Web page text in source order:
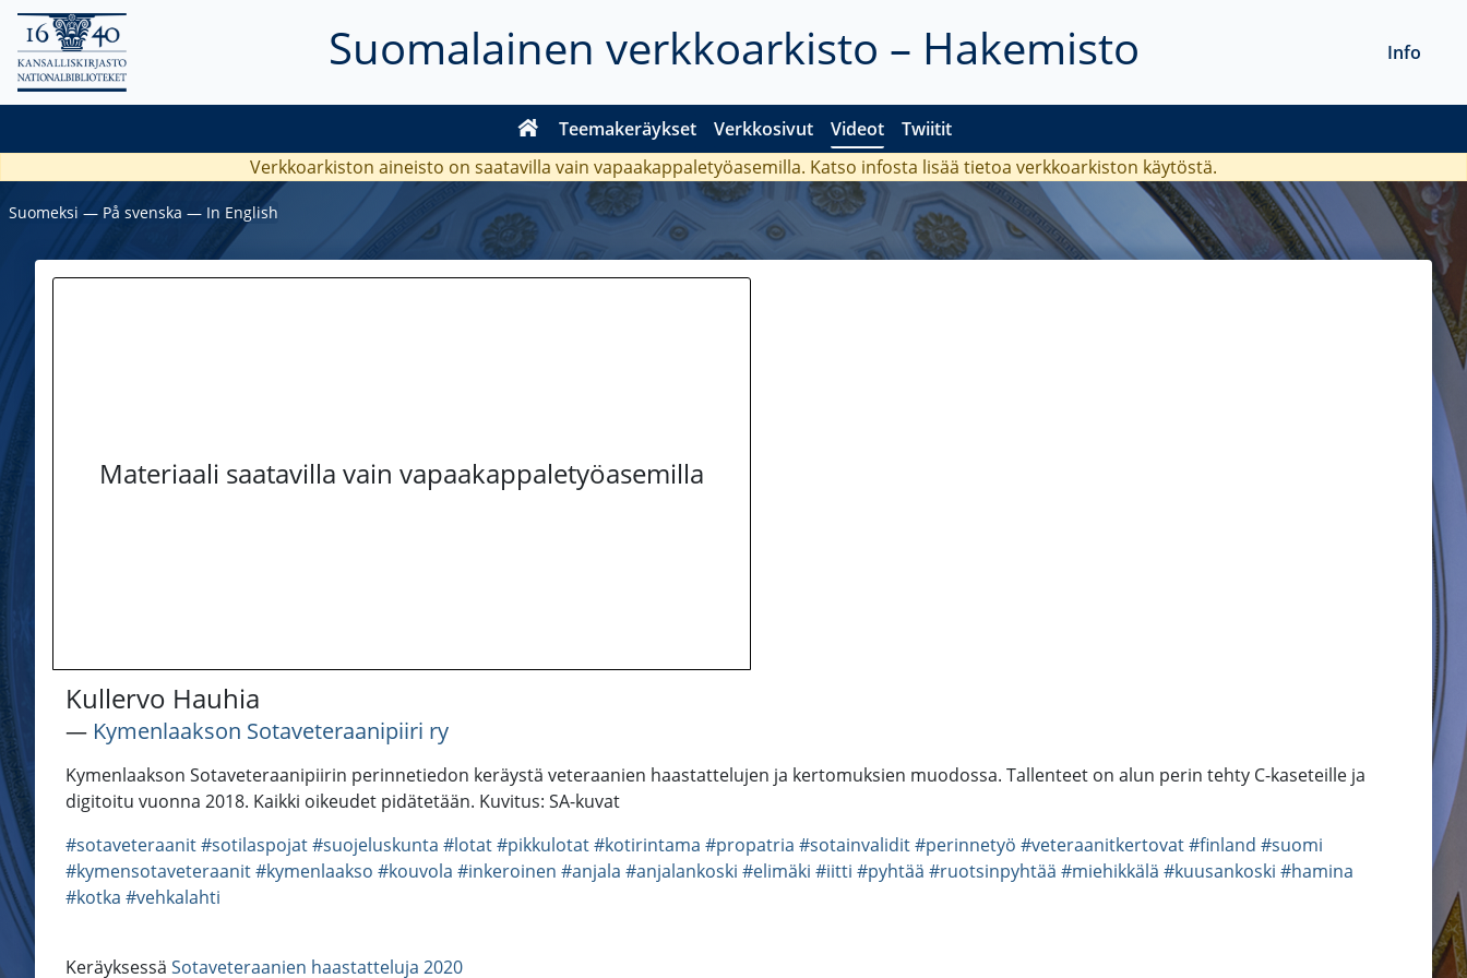
Suomalainen verkkoarkisto – Hakemisto
Teemakeräykset Verkkosivut Videot Twiitit
Info
Verkkoarkiston aineisto on saatavilla vain vapaakappaletyöasemilla. Katso infosta lisää tietoa verkkoarkiston käytöstä.
Suomeksi ― På svenska ― In English
Materiaali saatavilla vain vapaakappaletyöasemilla
Kullervo Hauhia
― Kymenlaakson Sotaveteraanipiiri ry
Kymenlaakson Sotaveteraanipiirin perinnetiedon keräystä veteraanien haastattelujen ja kertomuksien muodossa. Tallenteet on alun perin tehty C-kaseteille ja
digitoitu vuonna 2018. Kaikki oikeudet pidätetään. Kuvitus: SA-kuvat
#sotaveteraanit#sotilaspojat#suojeluskunta #lotat#pikkulotat#kotirintama #propatria #sotainvalidit#perinnetyö #veteraanitkertovat#finland #suomi
#kymensotaveteraanit#kymenlaakso #kouvola #inkeroinen #anjala #anjalankoski #elimäki #iitti #pyhtää #ruotsinpyhtää #miehikkälä #kuusankoski #hamina
#kotka #vehkalahti
Keräyksessä Sotaveteraanien haastatteluja 2020